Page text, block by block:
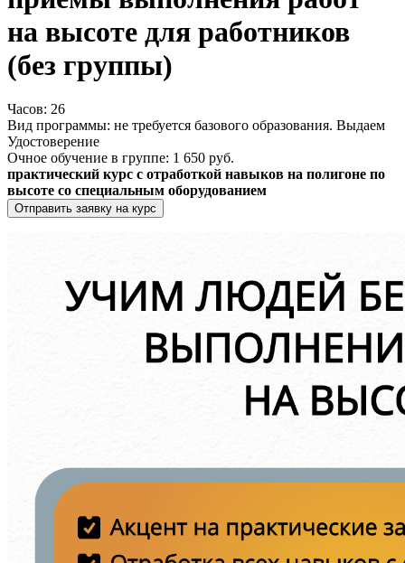
на высоте для работников
(без группы)
Часов: 26
Вид программы: не требуется базового образования. Выдаем
Удостоверение
Очное обучение в группе: 1 650 руб.
практический курс с отработкой навыков на полигоне по
высоте со специальным оборудованием
Отправить заявку на курс